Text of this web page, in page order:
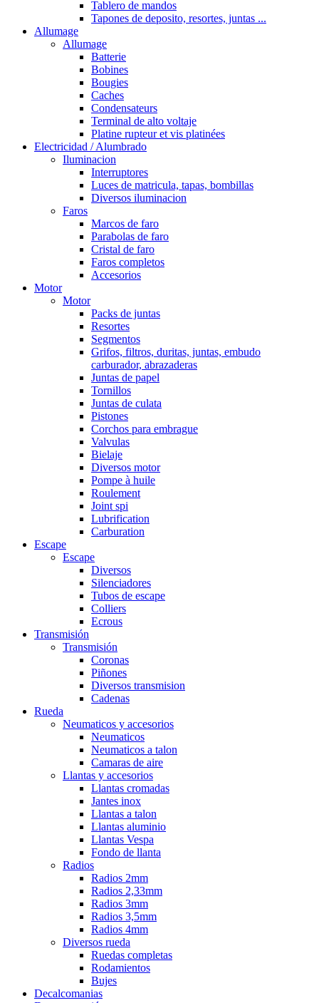
Tablero de mandos
Tapones de deposito, resortes, juntas ...
Allumage
Allumage
Batterie
Bobines
Bougies
Caches
Condensateurs
Terminal de alto voltaje
Platine rupteur et vis platinées
Electricidad / Alumbrado
Iluminacion
Interruptores
Luces de matricula, tapas, bombillas
Diversos iluminacion
Faros
Marcos de faro
Parabolas de faro
Cristal de faro
Faros completos
Accesorios
Motor
Motor
Packs de juntas
Resortes
Segmentos
Grifos, filtros, duritas, juntas, embudo
carburador, abrazaderas
Juntas de papel
Tornillos
Juntas de culata
Pistones
Corchos para embrague
Valvulas
Bielaje
Diversos motor
Pompe à huile
Roulement
Joint spi
Lubrification
Carburation
Escape
Escape
Diversos
Silenciadores
Tubos de escape
Colliers
Ecrous
Transmisión
Transmisión
Coronas
Piñones
Diversos transmision
Cadenas
Rueda
Neumaticos y accesorios
Neumaticos
Neumaticos a talon
Camaras de aire
Llantas y accesorios
Llantas cromadas
Jantes inox
Llantas a talon
Llantas aluminio
Llantas Vespa
Fondo de llanta
Radios
Radios 2mm
Radios 2,33mm
Radios 3mm
Radios 3,5mm
Radios 4mm
Diversos rueda
Ruedas completas
Rodamientos
Bujes
Decalcomanias